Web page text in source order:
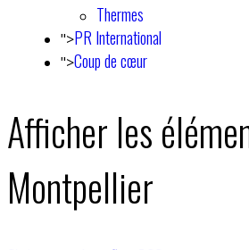
Thermes
">PR International
">Coup de cœur
Afficher les
Montpellier